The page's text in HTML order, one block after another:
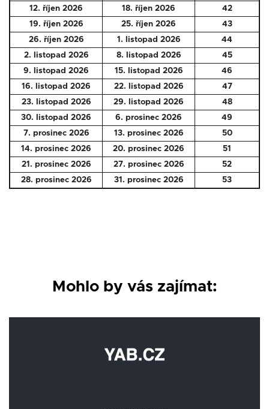
12. říjen 2026 18. říjen 2026
42
19. říjen 2026
25. říjen 2026
43
26. říjen 2026
1. listopad 2026
44
2. listopad 2026
8. listopad 2026
45
9. listopad 2026
15. listopad 2026
46
16. listopad 2026
22. listopad 2026
47
23. listopad 2026
29. listopad 2026
48
30. listopad 2026
6. prosinec 2026
49
7. prosinec 2026
13. prosinec 2026
50
14. prosinec 2026
20. prosinec 2026
51
21. prosinec 2026
27. prosinec 2026
52
28. prosinec 2026
31. prosinec 2026 53
Mohlo by vás zajímat: